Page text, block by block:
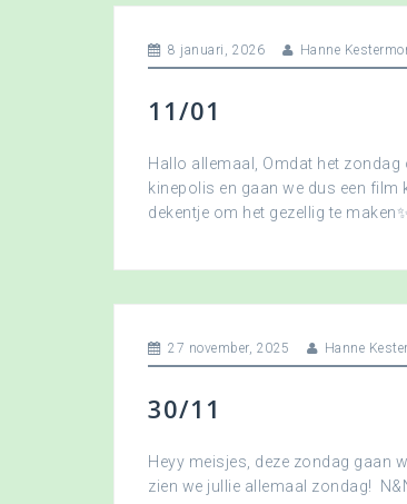
8 januari, 2026 Hanne
11/01
Hallo allemaal, Omdat het
kinepolis en gaan we dus een film
dekentje om het gezellig te
27 november, 2025 Hanne
30/11
Heyy meisjes, deze zondag gaan
zien we jullie allemaal zondag!